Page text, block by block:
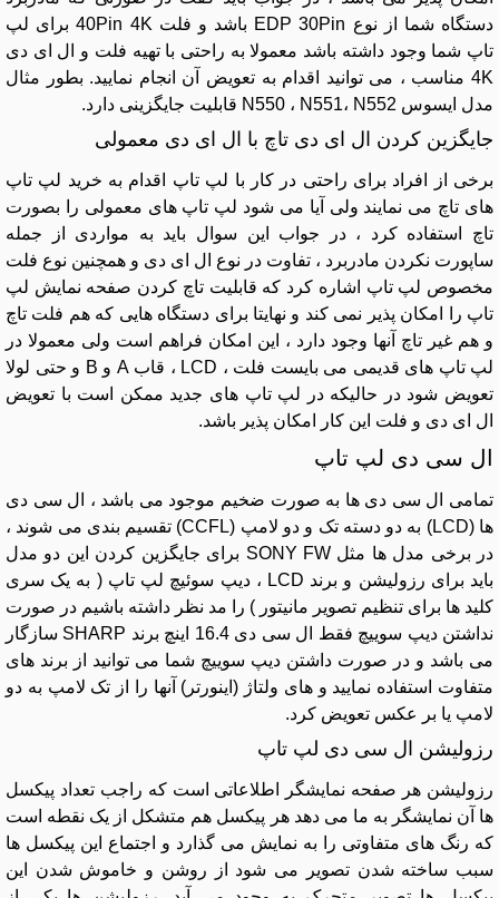
دستگاه شما از نوع EDP 30Pin باشد و فلت 40Pin 4K برای لپ
تاپ شما وجود داشته باشد معمولا به راحتی با تهیه فلت و ال ای دی
4K مناسب ، می توانید اقدام به تعویض آن انجام نمایید. بطور مثال
مدل ایسوس N550 ، N551، N552 قابلیت جایگزینی دارد.
جایگزین کردن ال ای دی تاچ با ال ای دی معمولی
برخی از افراد برای راحتی در کار با لپ تاپ اقدام به خرید لپ تاپ
های تاچ می نمایند ولی آیا می شود لپ تاپ های معمولی را بصورت
تاچ استفاده کرد ، در جواب این سوال باید به مواردی از جمله
ساپورت نکردن مادربرد ، تفاوت در نوع ال ای دی و همچنین نوع فلت
مخصوص لپ تاپ اشاره کرد که قابلیت تاچ کردن صفحه نمایش لپ
تاپ را امکان پذیر نمی کند و نهایتا برای دستگاه هایی که هم فلت تاچ
و هم غیر تاچ آنها وجود دارد ، این امکان فراهم است ولی معمولا در
لپ تاپ های قدیمی می بایست فلت ، LCD ، قاب A و B و حتی لولا
تعویض شود در حالیکه در لپ تاپ های جدید ممکن است با تعویض
ال ای دی و فلت این کار امکان پذیر باشد.
ال سی دی لپ تاپ
تمامی ال سی دی ها به صورت ضخیم موجود می باشد ، ال سی دی
ها (LCD) به دو دسته تک و دو لامپ (CCFL) تقسیم بندی می شوند ،
در برخی مدل ها مثل SONY FW برای جایگزین کردن این دو مدل
باید برای رزولیشن و برند LCD ، دیپ سوئیچ لپ تاپ ( به یک سری
کلید ها برای تنظیم تصویر مانیتور ) را مد نظر داشته باشیم در صورت
نداشتن دیپ سوییچ فقط ال سی دی 16.4 اینچ برند SHARP سازگار
می باشد و در صورت داشتن دیپ سوییچ شما می توانید از برند های
متفاوت استفاده نمایید و های ولتاژ (اینورتر) آنها را از تک لامپ به دو
لامپ یا بر عکس تعویض کرد.
رزولیشن ال سی دی لپ تاپ
رزولیشن هر صفحه نمایشگر اطلاعاتی است که راجب تعداد پیکسل
ها آن نمایشگر به ما می دهد هر پیکسل هم متشکل از یک نقطه است
که رنگ های متفاوتی را به نمایش می گذارد و اجتماع این پیکسل ها
سبب ساخته شدن تصویر می شود از روشن و خاموش شدن این